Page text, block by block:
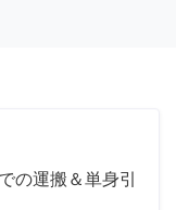
運搬＆単身引